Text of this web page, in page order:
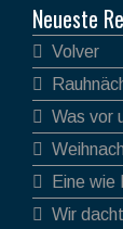
Neueste
Volver
Was vor
Eine wie
Wir